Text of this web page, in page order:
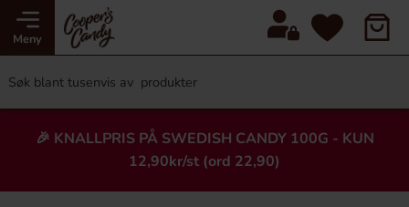
Meny
🎉 KNALLPRIS PÅ SWEDISH CANDY 100G - KUN
12,90kr/st (ord 22,90)